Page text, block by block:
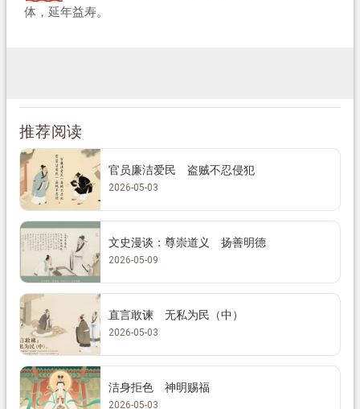
体，延年益寿。
推荐阅读
官员廉洁爱民 盗贼不忍侵犯
2026-05-03
文史漫谈：尊崇道义 扬善明德
2026-05-09
直言敢谏 无私为民（中）
2026-05-03
洁身拒色 神明赐福
2026-05-03